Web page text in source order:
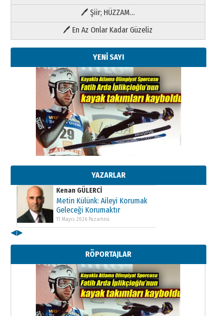
🖊 Şiir; HÜZZAM…
🖊 En Az Onlar Kadar Güzeliz
YENİ SAYI
YAZARLAR
Kenan GÜLERCİ
Metin Külünk: Aileyi Korumak
Geleceği Korumaktır
11 Mayıs 2026 Pazartesi
Kenan GÜLERCİ
Metin Külünk: Aileyi Korumak
Geleceği Korumaktır
11 Mayıs 2026 Pazartesi
Kenan GÜLERCİ
Geleceği Korumaktır
11 Mayıs 2026 Pazartesi
◀▶
RÖPORTAJLAR